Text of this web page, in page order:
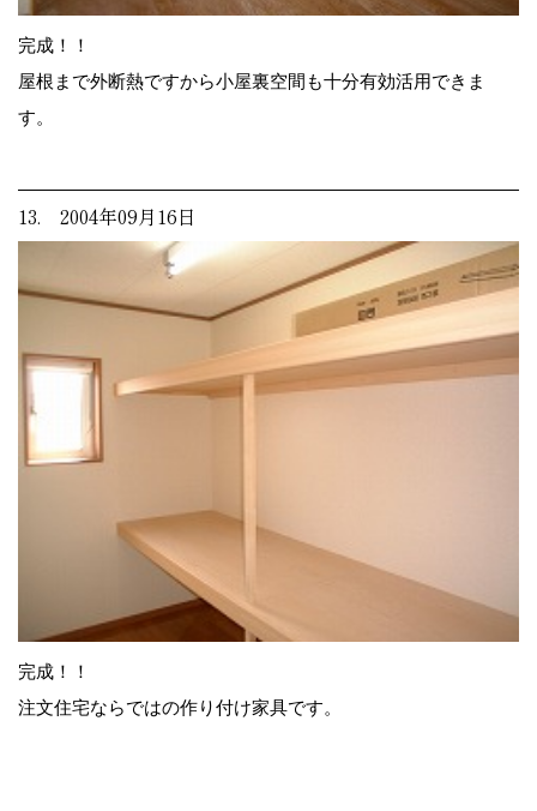
完成！！
屋根まで外断熱ですから小屋裏空間も十分有効活用できま
す。
13. 2004年09月16日
完成！！
注文住宅ならではの作り付け家具です。